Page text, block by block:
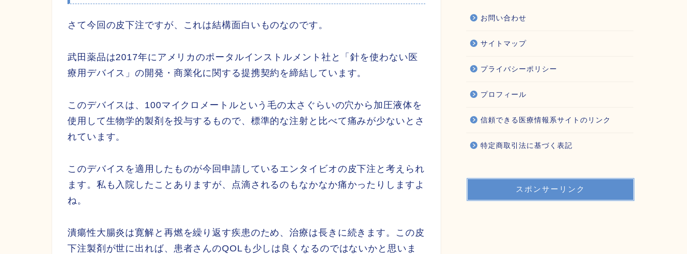
さて今回の皮下注ですが、これは結構面白いものなのです。
武田薬品は2017年にアメリカのポータルインストルメント社と「針を使わない医
療用デバイス」の開発・商業化に関する提携契約を締結しています。
このデバイスは、100マイクロメートルという毛の太さぐらいの穴から加圧液体を
使用して生物学的製剤を投与するもので、標準的な注射と比べて痛みが少ないとさ
れています。
このデバイスを適用したものが今回申請しているエンタイビオの皮下注と考えられ
ます。私も入院したことありますが、点滴されるのもなかなか痛かったりしますよ
ね。
潰瘍性大腸炎は寛解と再燃を繰り返す疾患のため、治療は長きに続きます。この皮
下注製剤が世に出れば、患者さんのQOLも少しは良くなるのではないかと思いま
お問い合わせ
サイトマップ
プライバシーポリシー
プロフィール
信頼できる医療情報系サイトのリンク
特定商取引法に基づく表記
スポンサーリンク